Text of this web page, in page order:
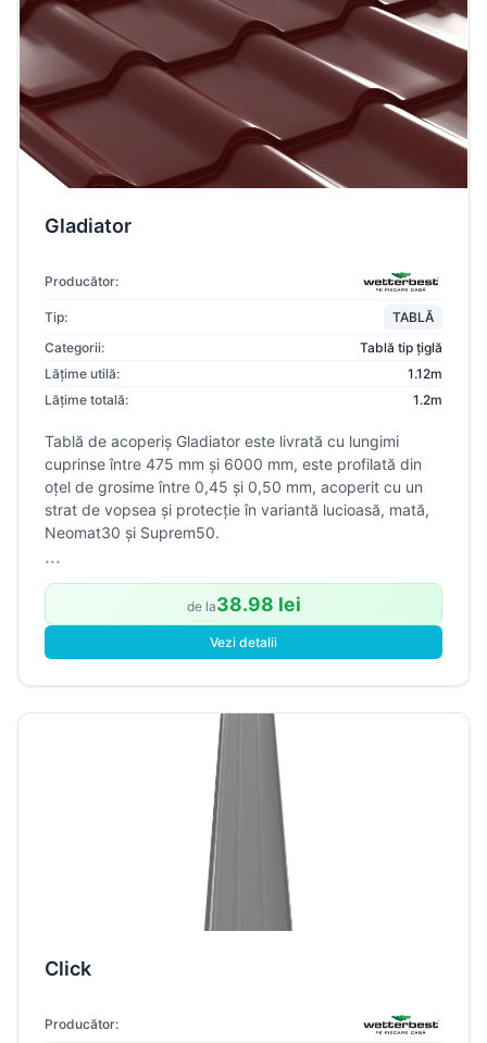
Gladiator
Producător:
Tip:
TABLĂ
Categorii:
Tablă tip țiglă
Lățime utilă:
1.12m
Lățime totală:
1.2m
Tablă de acoperiș Gladiator este livrată cu lungimi
cuprinse între 475 mm și 6000 mm, este profilată din
oțel de grosime între 0,45 și 0,50 mm, acoperit cu un
strat de vopsea și protecție în variantă lucioasă, mată,
Neomat30 și Suprem50.
...
de la38.98 lei
Vezi detalii
Click
Producător: